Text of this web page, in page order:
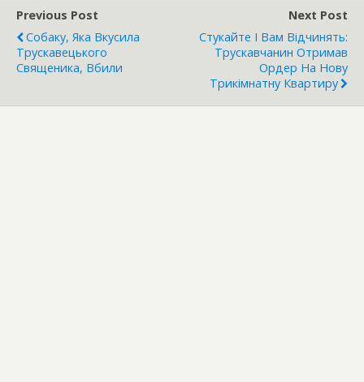
Previous Post
Собаку, Яка Вкусила
Трускавецького
Священика, Вбили
Next Post
Стукайте І Вам Відчинять:
Трускавчанин Отримав
Ордер На Нову
Трикімнатну Квартиру